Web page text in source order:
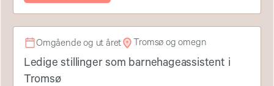
Omgående og ut året Tromsø og omegn
Ledige stillinger som barnehageassistent i
Tromsø